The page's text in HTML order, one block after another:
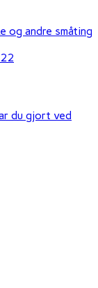
og andre småting
du gjort ved